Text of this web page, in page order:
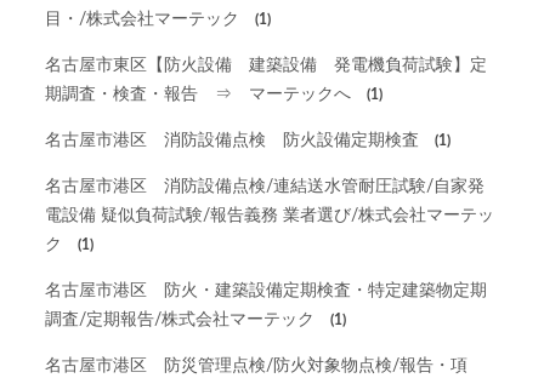
目・/株式会社マーテック
(1)
名古屋市東区【防火設備 建築設備 発電機負荷試験】定
期調査・検査・報告 ⇒ マーテックへ
(1)
名古屋市港区 消防設備点検 防火設備定期検査 (1)
名古屋市港区 消防設備点検/連結送水管耐圧試験/自家発
電設備 疑似負荷試験/報告義務 業者選び/株式会社マーテッ
ク
(1)
名古屋市港区 防火・建築設備定期検査・特定建築物定期
調査/定期報告/株式会社マーテック
(1)
名古屋市港区 防災管理点検/防火対象物点検/報告・項